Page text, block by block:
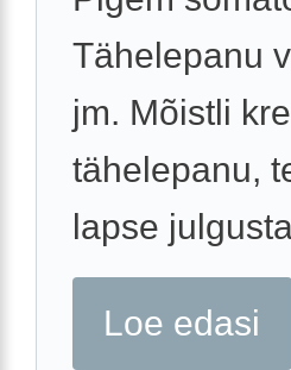
Tähelepanu
jm. Mõistli
tähelepanu,
lapse
Loe edasi